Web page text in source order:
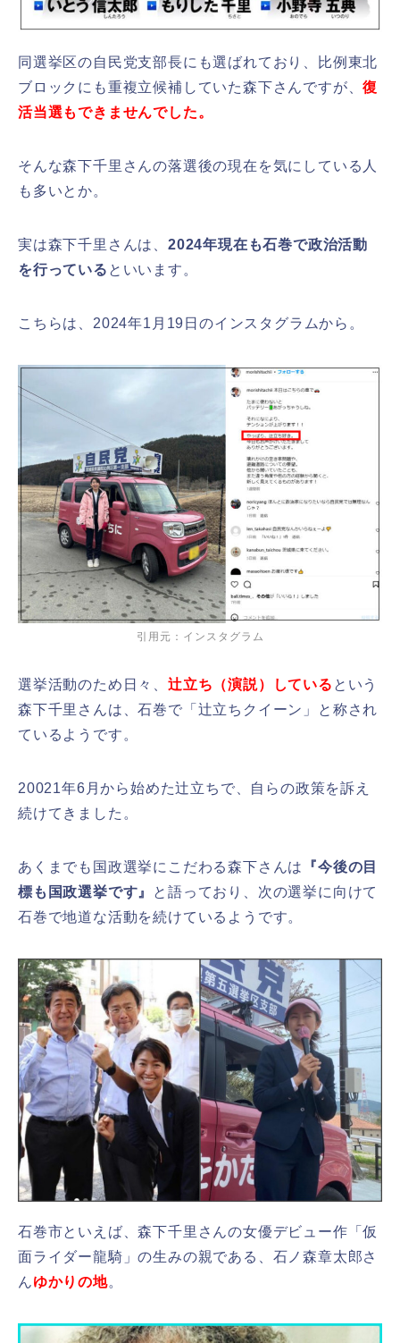
同選挙区の自民党支部長にも選ばれており、比例東北
ブロックにも重複立候補していた森下さんですが、復
活当選もできませんでした。
そんな森下千里さんの落選後の現在を気にしている人
も多いとか。
実は森下千里さんは、 2024年現在も石巻で政治活動
を行っている といいます。
こちらは、2024年1月19日のインスタグラムから。
引用元：インスタグラム
選挙活動のため日々、 辻立ち（演説）している という
森下千里さんは、石巻で「辻立ちクイーン」と称され
ているようです。
20021年6月から始めた辻立ちで、自らの政策を訴え
続けてきました。
あくまでも国政選挙にこだわる森下さんは
『今後の目
標も国政選挙です』
と語っており、次の選挙に向けて
石巻で地道な活動を続けているようです。
石巻市といえば、森下千里さんの女優デビュー作「仮
面ライダー龍騎」の生みの親である、石ノ森章太郎さ
んゆかりの地。